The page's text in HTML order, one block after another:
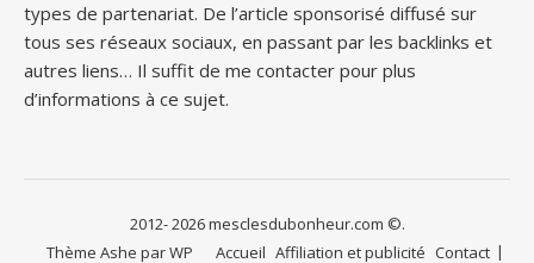
types de partenariat. De l’article sponsorisé diffusé sur
tous ses réseaux sociaux, en passant par les backlinks et
autres liens… Il suffit de me contacter pour plus
d’informations à ce sujet.
2012- 2026 mesclesdubonheur.com ©.
Accueil Affiliation et publicité Contact
Thème Ashe parWP